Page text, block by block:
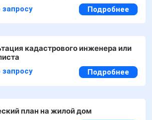
Подробнее
кадастрового инженера или
Подробнее
план на жилой дом